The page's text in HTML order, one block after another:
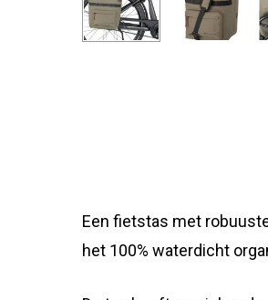
Een fietstas met
het 100% waterdicht